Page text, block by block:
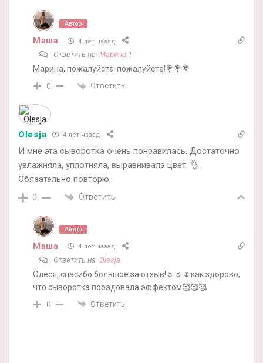
Автор
Маша 4 лет назад
Ответить на Марина Т
Марина, пожалуйста-пожалуйста!💐💐💐
0 Ответить
Olesja 4 лет назад
И мне эта сыворотка очень понравилась. Достаточно
увлажняла, уплотняла, выравнивала цвет. 👌
Обязательно повторю.
0 Ответить
Автор
Маша 4 лет назад
Ответить на Olesja
Олеся, спасибо большое за отзыв!🌷🌷🌷как здорово,
что сыворотка порадовала эффектом🥰🥰🥰
0 Ответить